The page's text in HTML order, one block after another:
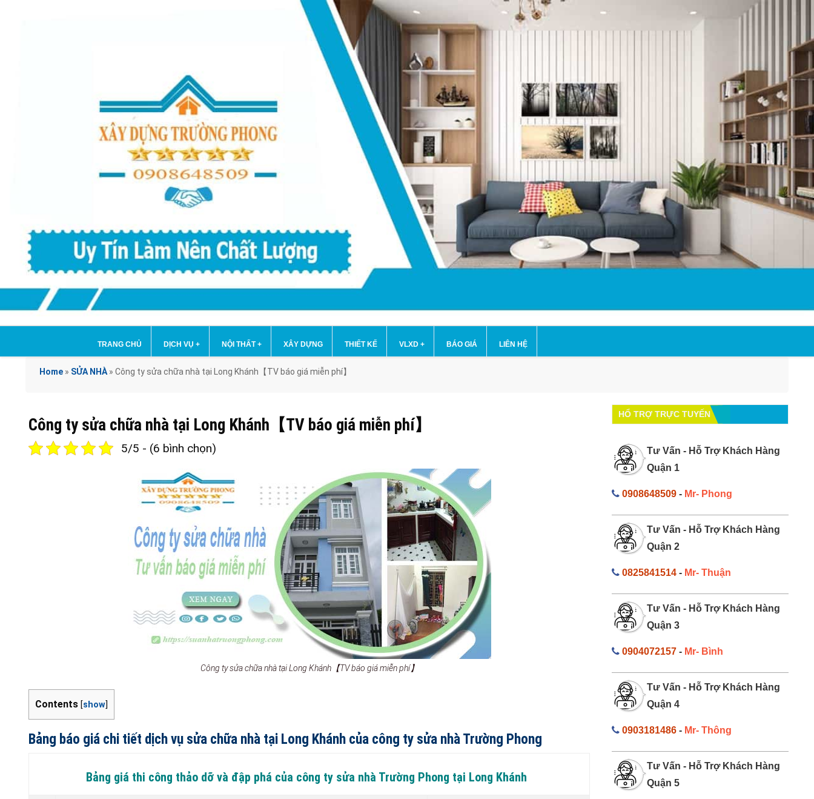
TRANG CHỦ DỊCH VỤ + NỘI THẤT+ XÂY DỰNG THIẾT KẾ VLXD + BÁO GIÁ LIÊN HỆ
Home » SỬA NHÀ » Công ty sửa chữa nhà tại Long Khánh【TV báo giá miễn phí】
Công ty sửa chữa nhà tại Long Khánh【TV báo giá miễn phí】
5/5 - (6 bình chọn)
Công ty sửa chữa nhà tại Long Khánh【TV báo giá miễn phí】
Contents [show]
Bảng báo giá chi tiết dịch vụ sửa chữa nhà tại Long Khánh của công ty sửa nhà Trường Phong
Bảng giá thi công thảo dỡ và đập phá của công ty sửa nhà Trường Phong tại Long Khánh
HỔ TRỢ TRỰC TUYẾN
Tư Vấn - Hỗ Trợ Khách Hàng
Quận 1
0908648509- Mr- Phong
Tư Vấn - Hỗ Trợ Khách Hàng
Quận 2
0825841514- Mr- Thuận
Tư Vấn - Hỗ Trợ Khách Hàng
Quận 3
0904072157- Mr- Bình
Tư Vấn - Hỗ Trợ Khách Hàng
Quận 4
0903181486- Mr- Thông
Tư Vấn - Hỗ Trợ Khách Hàng
Quận 5